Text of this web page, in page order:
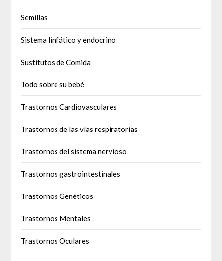
Semillas
Sistema linfático y endocrino
Sustitutos de Comida
Todo sobre su bebé
Trastornos Cardiovasculares
Trastornos de las vías respiratorias
Trastornos del sistema nervioso
Trastornos gastrointestinales
Trastornos Genéticos
Trastornos Mentales
Trastornos Oculares